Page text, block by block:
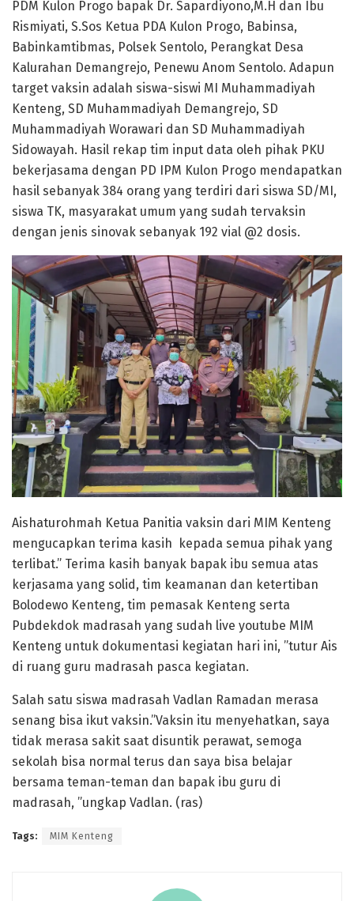
PDM Kulon Progo bapak Dr. Sapardiyono,M.H dan Ibu
Rismiyati, S.Sos Ketua PDA Kulon Progo, Babinsa,
Babinkamtibmas, Polsek Sentolo, Perangkat Desa
Kalurahan Demangrejo, Penewu Anom Sentolo. Adapun
target vaksin adalah siswa-siswi MI Muhammadiyah
Kenteng, SD Muhammadiyah Demangrejo, SD
Muhammadiyah Worawari dan SD Muhammadiyah
Sidowayah. Hasil rekap tim input data oleh pihak PKU
bekerjasama dengan PD IPM Kulon Progo mendapatkan
hasil sebanyak 384 orang yang terdiri dari siswa SD/MI,
siswa TK, masyarakat umum yang sudah tervaksin
dengan jenis sinovak sebanyak 192 vial @2 dosis.
Aishaturohmah Ketua Panitia vaksin dari MIM Kenteng
mengucapkan terima kasih kepada semua pihak yang
terlibat.” Terima kasih banyak bapak ibu semua atas
kerjasama yang solid, tim keamanan dan ketertiban
Bolodewo Kenteng, tim pemasak Kenteng serta
Pubdekdok madrasah yang sudah live youtube MIM
Kenteng untuk dokumentasi kegiatan hari ini, ”tutur Ais
di ruang guru madrasah pasca kegiatan.
Salah satu siswa madrasah Vadlan Ramadan merasa
senang bisa ikut vaksin.”Vaksin itu menyehatkan, saya
tidak merasa sakit saat disuntik perawat, semoga
sekolah bisa normal terus dan saya bisa belajar
bersama teman-teman dan bapak ibu guru di
madrasah, ”ungkap Vadlan. (ras)
Tags: MIM Kenteng